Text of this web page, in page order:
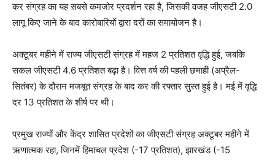
कर संग्रह का यह सबसे कमजोर प्रदर्शन रहा है, जिसकी वजह जीएसटी 2.0
लागू किए जाने के बाद कारोबारियों द्वारा दरों का समायोजन है।
अक्टूबर महीने में राज्य जीएसटी संग्रह में महज 2 प्रतिशत वृद्धि हुई, जबकि
सकल जीएसटी 4.6 प्रतिशत बढ़ा है। वित्त वर्ष की पहली छमाही (अप्रैल-
सितंबर) के दौरान मजबूत संग्रह के बाद कर की रफ्तार सुस्त हुई है। मई में वृद्धि
दर 13 प्रतिशत के शीर्ष पर थी।
प्रमुख राज्यों और केंद्र शासित प्रदेशों का जीएसटी संग्रह अक्टूबर महीने में
ऋणात्मक रहा, जिनमें हिमाचल प्रदेश (-17 प्रतिशत), झारखंड (-15